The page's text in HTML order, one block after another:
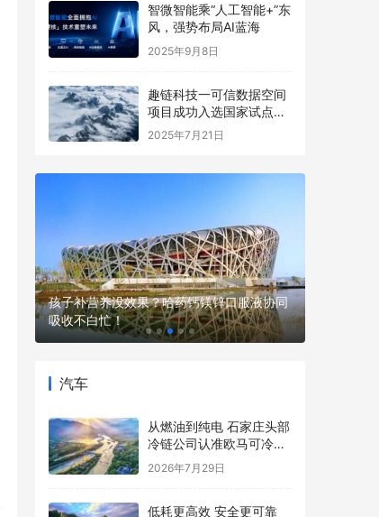
智微智能乘“人工智能+”东
风，强势布局AI蓝海
2025年9月8日
趣链科技一可信数据空间
项目成功入选国家试点名
单
2025年7月21日
孩子补营养没效果？哈药钙镁锌口服液协同
吸收不白忙！
汽车
从燃油到纯电 石家庄头部
冷链公司认准欧马可冷藏
车
2026年7月29日
低耗更高效 安全更可靠